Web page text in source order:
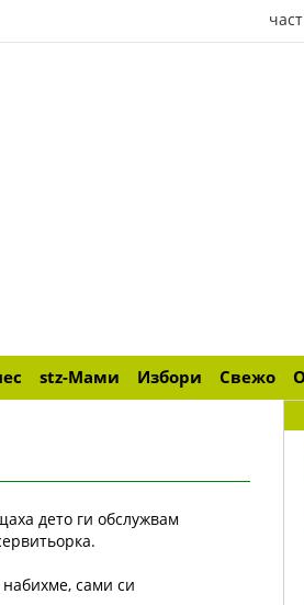
stz-Мами Избори Свежо
дето ги обслужвам
сами си